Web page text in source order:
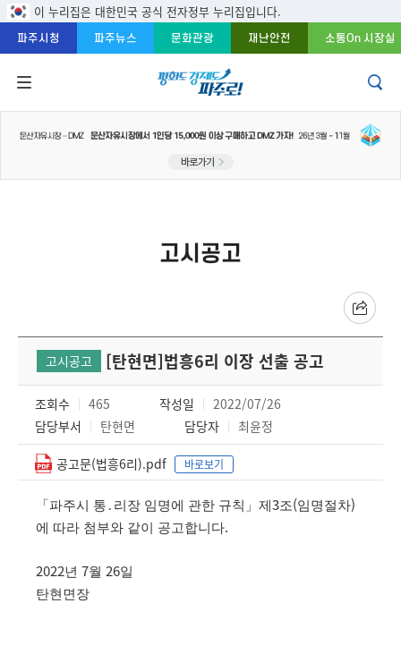
본문 바로가기
주메뉴 바로가기
푸터 바로가기
이 누리집은 대한민국 공식 전자정부 누리집입니다.
파주시청 파주뉴스 문화관광 재난안전 소통On 시장실
고시공고
고시공고 [탄현면]법흥6리 이장 선출 공고
조회수 465 작성일
2022/07/26
담당부서
탄현면 담당자 최윤정
공고문(법흥6리).pdf 바로보기
「 파주시 통 ․ 리장 임명에 관한 규칙 」 제 3조(임명절차)
에 따라 첨부와 같이 공고합니다.
2022년 7월 26일
탄현면장